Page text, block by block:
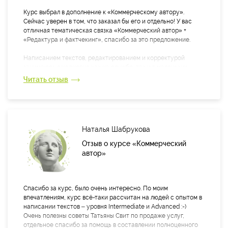
Отдельно хотелось бы поблагодарить преподавателя Дарью
Завьялову, автора курса. Огромным удовольствием было
слушать ее правильную и чистую речь, шутки, редакторские
истории, не хотелось отвлекаться или останавливать видео,
курсах. Это круто!
Курс выбрал в дополнение к «Коммерческому автору».
Сейчас уверен в том, что заказал бы его и отдельно! У вас
отличная тематическая связка «Коммерческий автор» +
«Редактура и фактчекинг», спасибо за это предложение.
Написанием текстов, редактированием и корректурой
личных проектах. Поэтому на следующее утро после лекции
тому же, мы сами могли выбирать тексты для задания, что
здорово.
По итогам курса могу сказать, что для меня всё стало только
хуже. Теперь вижу гораздо больше собственных ошибок и
Дарья — это любовь. И добавить как-то нечего.
Хочу поблагодарить Вас, Мария, и команду TeachLine за
мгновенный отклик по любым организационным вопросам,
Читать отзыв
Наталья Шабрукова
Отзыв о курсе «Коммерческий
автор»
Спасибо за курс, было очень интересно. По моим
впечатлениям, курс всё-таки рассчитан на людей с опытом в
написании текстов ‒ уровня Intermediate и Advanced :-)
Очень полезны советы Татьяны Свит по продаже услуг,
отдельное спасибо за помощь в составлении полноценного